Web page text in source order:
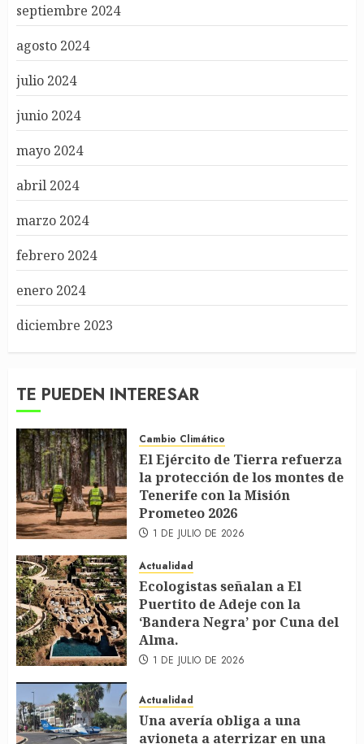
septiembre 2024
agosto 2024
julio 2024
junio 2024
mayo 2024
abril 2024
marzo 2024
febrero 2024
enero 2024
diciembre 2023
TE PUEDEN INTERESAR
Cambio Climático
El Ejército de Tierra refuerza
la protección de los montes de
Tenerife con la Misión
Prometeo 2026
1 DE JULIO DE 2026
Actualidad
Ecologistas señalan a El
Puertito de Adeje con la
‘Bandera Negra’ por Cuna del
Alma.
1 DE JULIO DE 2026
Actualidad
Una avería obliga a una
avioneta a aterrizar en una